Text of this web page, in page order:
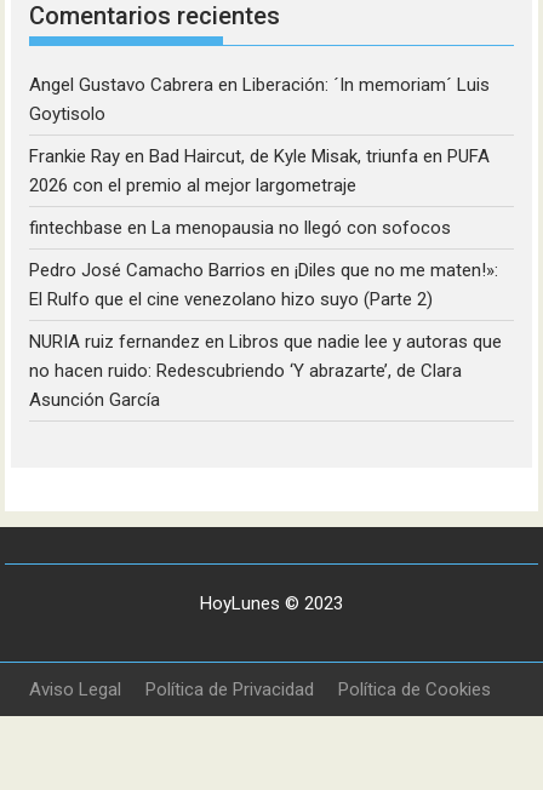
Comentarios recientes
Angel Gustavo Cabrera enLiberación: ´In memoriam´ Luis
Goytisolo
Frankie Ray enBad Haircut, de Kyle Misak, triunfa en PUFA
2026 con el premio al mejor largometraje
fintechbase enLa menopausia no llegó con sofocos
Pedro José Camacho Barrios en¡Diles que no me maten!»:
El Rulfo que el cine venezolano hizo suyo (Parte 2)
NURIA ruiz fernandez enLibros que nadie lee y autoras que
no hacen ruido: Redescubriendo ‘Y abrazarte’, de Clara
Asunción García
HoyLunes © 2023
Aviso Legal Política de Privacidad Política de Cookies